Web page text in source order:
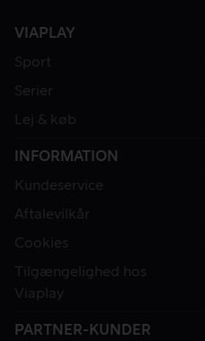
VIAPLAY
Sport
Serier
Lej & køb
INFORMATION
Kundeservice
Aftalevilkår
Cookies
Tilgængelighed hos
Viaplay
PARTNER-KUNDER